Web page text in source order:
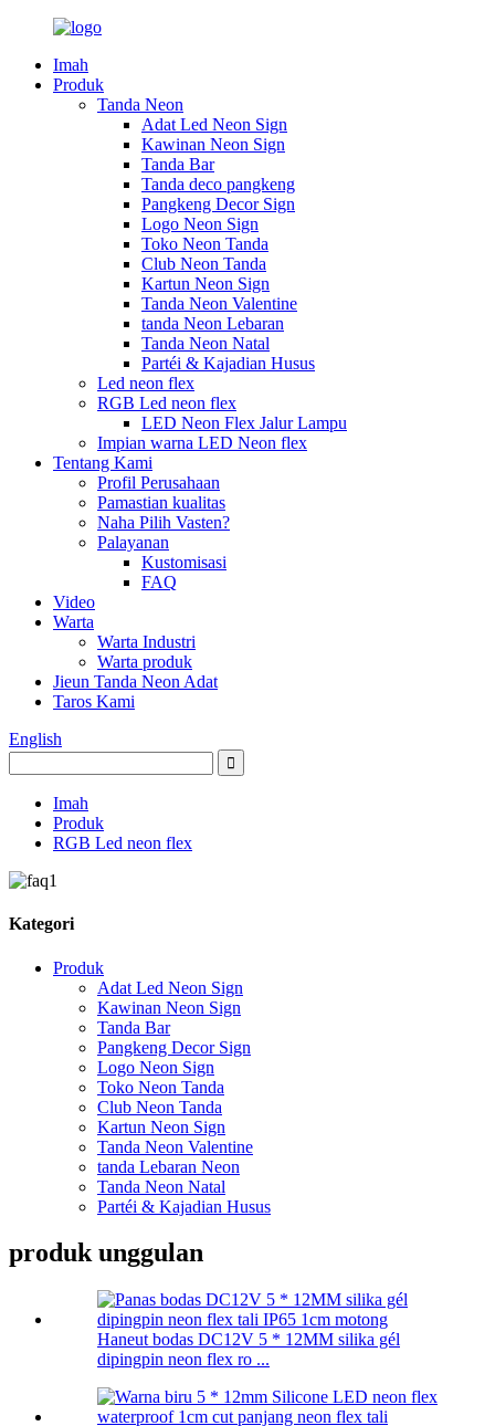
Imah
Produk
Tanda Neon
Adat Led Neon Sign
Kawinan Neon Sign
Tanda Bar
Tanda deco pangkeng
Pangkeng Decor Sign
Logo Neon Sign
Toko Neon Tanda
Club Neon Tanda
Kartun Neon Sign
Tanda Neon Valentine
tanda Neon Lebaran
Tanda Neon Natal
Partéi & Kajadian Husus
Led neon flex
RGB Led neon flex
LED Neon Flex Jalur Lampu
Impian warna LED Neon flex
Tentang Kami
Profil Perusahaan
Pamastian kualitas
Naha Pilih Vasten?
Palayanan
Kustomisasi
FAQ
Video
Warta
Warta Industri
Warta produk
Jieun Tanda Neon Adat
Taros Kami
English
Imah
Produk
RGB Led neon flex
Kategori
Produk
Adat Led Neon Sign
Kawinan Neon Sign
Tanda Bar
Pangkeng Decor Sign
Logo Neon Sign
Toko Neon Tanda
Club Neon Tanda
Kartun Neon Sign
Tanda Neon Valentine
tanda Lebaran Neon
Tanda Neon Natal
Partéi & Kajadian Husus
produk unggulan
Haneut bodas DC12V 5 * 12MM silika gél
dipingpin neon flex ro ...